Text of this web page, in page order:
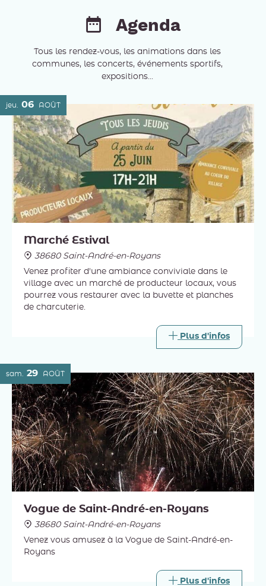
Agenda
Tous les rendez-vous, les animations dans les
communes, les concerts, événements sportifs,
expositions...
jeu. 06 AOÛT
Marché Estival
38680 Saint-André-en-Royans
Venez profiter d'une ambiance conviviale dans le
village avec un marché de producteur locaux, vous
pourrez vous restaurer avec la buvette et planches
de charcuterie.
Plus d'infos
sam. 29 AOÛT
Vogue de Saint-André-en-Royans
38680 Saint-André-en-Royans
Venez vous amusez à la Vogue de Saint-André-en-
Royans
Plus d'infos